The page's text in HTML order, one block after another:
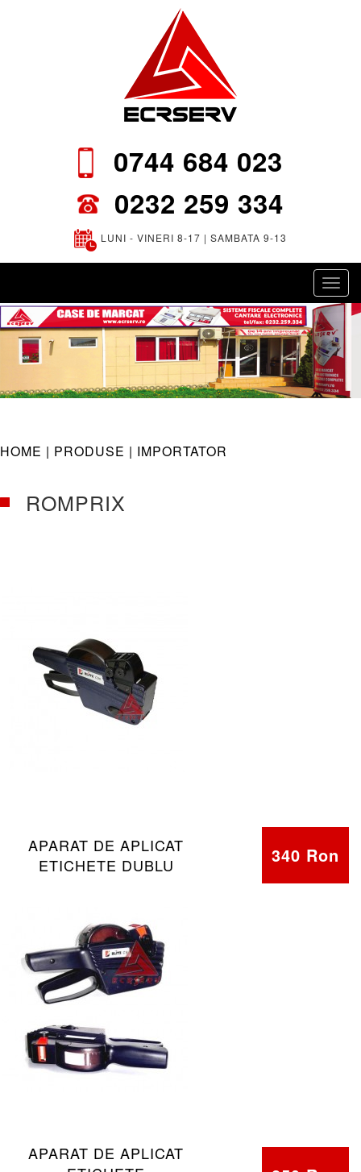
0744 684 023
0232 259 334
LUNI - VINERI 8-17 | SAMBATA 9-13
HOME | PRODUSE | IMPORTATOR
ROMPRIX
APARAT DE APLICAT
ETICHETE DUBLU
340 Ron
APARAT DE APLICAT